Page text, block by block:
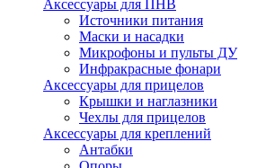
Аксессуары для ПНВ
Источники питания
Маски и насадки
Микрофоны и пульты ДУ
Инфракрасные фонари
Аксессуары для прицелов
Крышки и наглазники
Чехлы для прицелов
Аксессуары для креплений
Антабки